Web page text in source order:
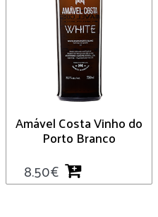
Amável Costa Vinho do
Porto Branco
8.50€